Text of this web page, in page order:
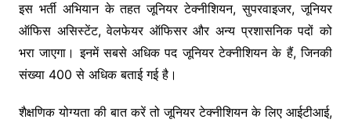
इस भर्ती अभियान के तहत जूनियर टेक्नीशियन, सुपरवाइजर, जूनियर
ऑफिस असिस्टेंट, वेलफेयर ऑफिसर और अन्य प्रशासनिक पदों को
भरा जाएगा। इनमें सबसे अधिक पद जूनियर टेक्नीशियन के हैं, जिनकी
संख्या 400 से अधिक बताई गई है।
शैक्षणिक योग्यता की बात करें तो जूनियर टेक्नीशियन के लिए आईटीआई,